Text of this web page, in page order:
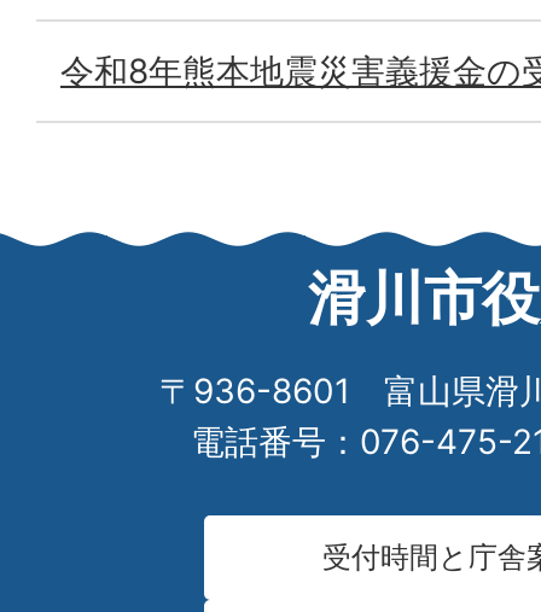
令和8年熊本地震災害義援金の
滑川市
〒936-8601 富山県滑
電話番号：076-475-
受付時間と庁舎